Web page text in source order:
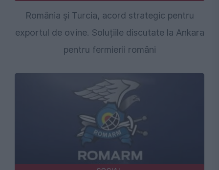
România și Turcia, acord strategic pentru
exportul de ovine. Soluțiile discutate la Ankara
pentru fermierii români